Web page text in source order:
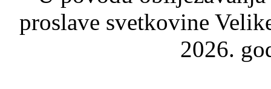
proslave svetkovine
2026.